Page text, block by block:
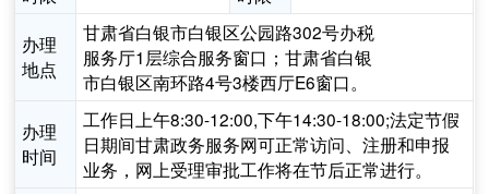
办理
地点
甘肃省白银市白银区公园路302号办税
服务厅1层综合服务窗口；甘肃省白银
市白银区南环路4号3楼西厅E6窗口。
办理
时间
工作日上午8:30-12:00,下午14:30-18:00;法定节假
日期间甘肃政务服务网可正常访问、注册和申报
业务，网上受理审批工作将在节后正常进行。